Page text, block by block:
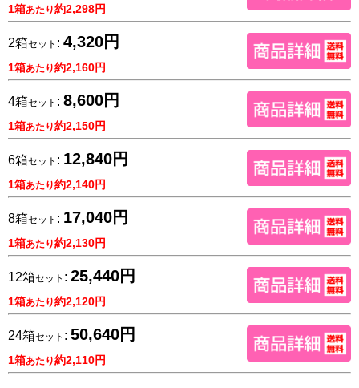
1箱あたり約2,298円
2箱セット : 4,320円
1箱あたり約2,160円
4箱セット : 8,600円
1箱あたり約2,150円
6箱セット : 12,840円
1箱あたり約2,140円
8箱セット : 17,040円
1箱あたり約2,130円
12箱セット : 25,440円
1箱あたり約2,120円
24箱セット : 50,640円
1箱あたり約2,110円